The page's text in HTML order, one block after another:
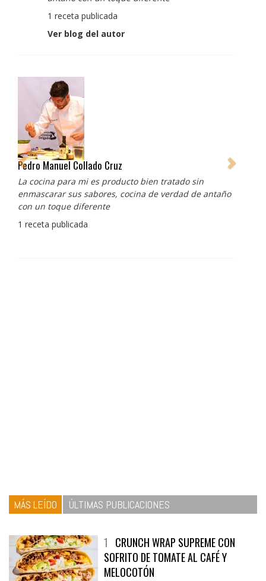
1 receta publicada
Ver blog del autor
Pedro Manuel Collado Cruz
La cocina para mi es producto bien tratado sin
enmascarar sus sabores, cocina de verdad de antaño
con un toque diferente
1 receta publicada
MÁS LEÍDO ÚLTIMAS PUBLICACIONES
1 CRUNCH WRAP SUPREME CON
SOFRITO DE TOMATE AL CAFÉ Y
MELOCOTÓN